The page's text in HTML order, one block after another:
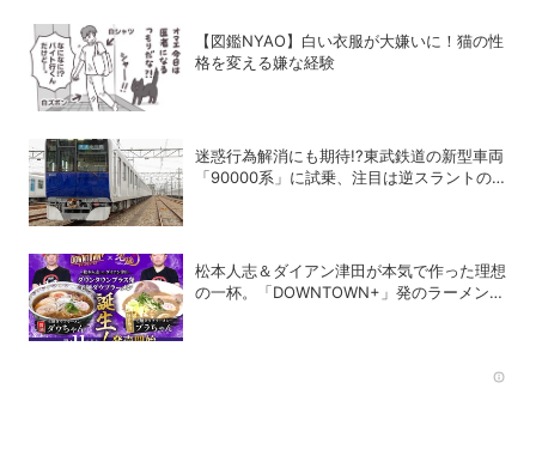
【図鑑NYAO】白い衣服が大嫌いに！猫の性
格を変える嫌な経験
迷惑行為解消にも期待!?東武鉄道の新型車両
「90000系」に試乗、注目は逆スラントの
松本人志＆ダイアン津田が本気で作った理想
の一杯。「DOWNTOWN+」発のラーメンを